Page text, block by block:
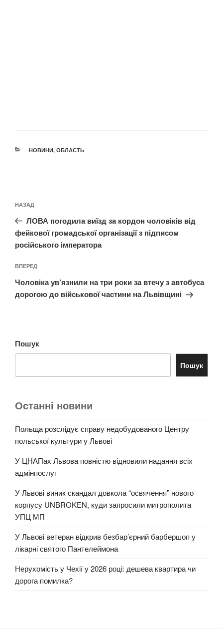
КАТЕГОРІЇ
НОВИНИ, ОБЛАСТЬ
записів
Попередній
запис:
НАЗАД
ЛОВА погодила виїзд за кордон чоловіків від
фейкової громадської організації з підписом
російського імператора
Наступний
запис
ВПЕРЕД
Чоловіка ув’язнили на три роки за втечу з автобуса
дорогою до військової частини на Львівщині
Пошук
Пошук
Останні новини
Польща розслідує справу недобудованого Центру
польської культури у Львові
У ЦНАПах Львова повністю відновили надання всіх
адмінпослуг
У Львові виник скандал довкола “освячення” нового
корпусу UNBROKEN, куди запросили митрополита
УПЦ МП
У Львові ветеран відкрив безбар’єрний барбершоп у
лікарні святого Пантелеймона
Нерухомість у Чехії у 2026 році: дешева квартира чи
дорога помилка?